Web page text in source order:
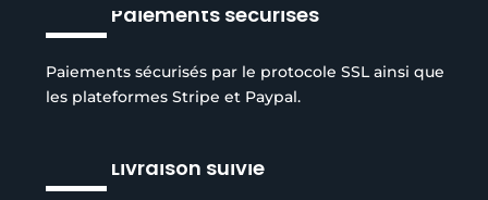
Paiements sécurisés
Paiements sécurisés par le protocole SSL ainsi que
les plateformes Stripe et Paypal.
Livraison suivie